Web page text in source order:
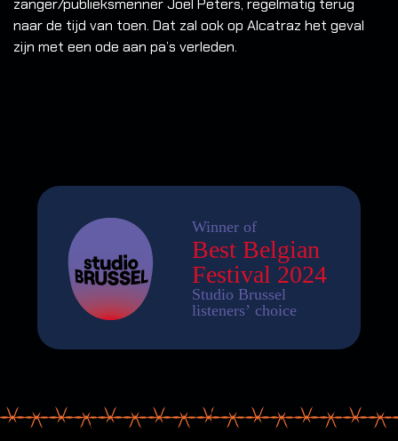
zanger/publieksmenner Joel Peters, regelmatig terug
naar de tijd van toen. Dat zal ook op Alcatraz het geval
zijn met een ode aan pa’s verleden.